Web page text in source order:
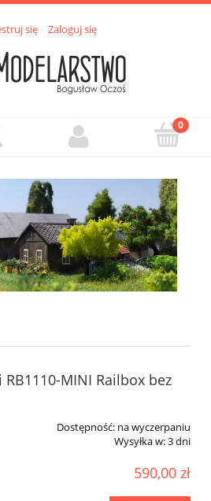
się Zaloguj się
RB1110-MINI Railbox bez
Dostępność: na wyczerpaniu
Wysyłka w:3 dni
590,00 zł